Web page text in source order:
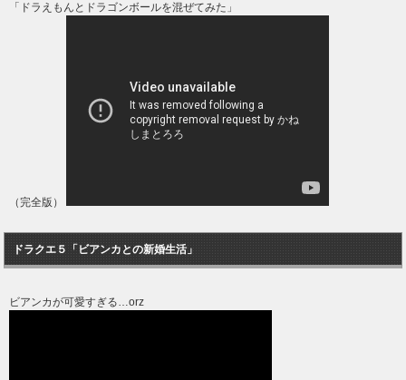
「ドラえもんとドラゴンボールを混ぜてみた」
（完全版）
ドラクエ５「ビアンカとの新婚生活」
ビアンカが可愛すぎる…orz